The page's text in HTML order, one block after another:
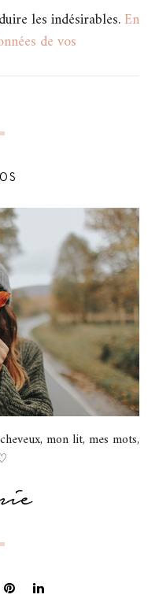
les indésirables.En
de vos
mon lit, mes mots,